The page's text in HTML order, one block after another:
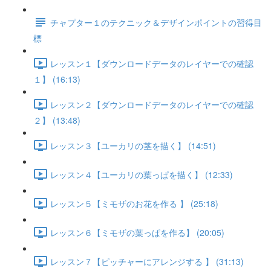
チャプター１のテクニック＆デザインポイントの習得目
標
レッスン１【ダウンロードデータのレイヤーでの確認
１】 (16:13)
レッスン２【ダウンロードデータのレイヤーでの確認
２】 (13:48)
レッスン３【ユーカリの茎を描く】 (14:51)
レッスン４【ユーカリの葉っぱを描く】 (12:33)
レッスン５【ミモザのお花を作る 】 (25:18)
レッスン６【ミモザの葉っぱを作る】 (20:05)
レッスン７【ピッチャーにアレンジする 】 (31:13)